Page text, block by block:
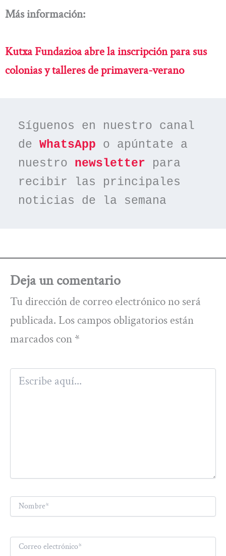
Más información:
Kutxa Fundazioa abre la inscripción para sus
colonias y talleres de primavera-verano
Síguenos en nuestro canal
de WhatsApp o apúntate a
nuestro newsletter para
recibir las principales
noticias de la semana
Deja un comentario
Tu dirección de correo electrónico no será
publicada. Los campos obligatorios están
marcados con *
aquí...
Nombre*
Correo
electrónico*